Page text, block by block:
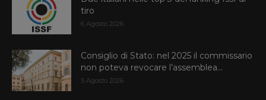
tiro
6 Agosto 2026
Consiglio di Stato: nel 2025 il commissario
non poteva revocare l’assemblea...
5 Agosto 2026